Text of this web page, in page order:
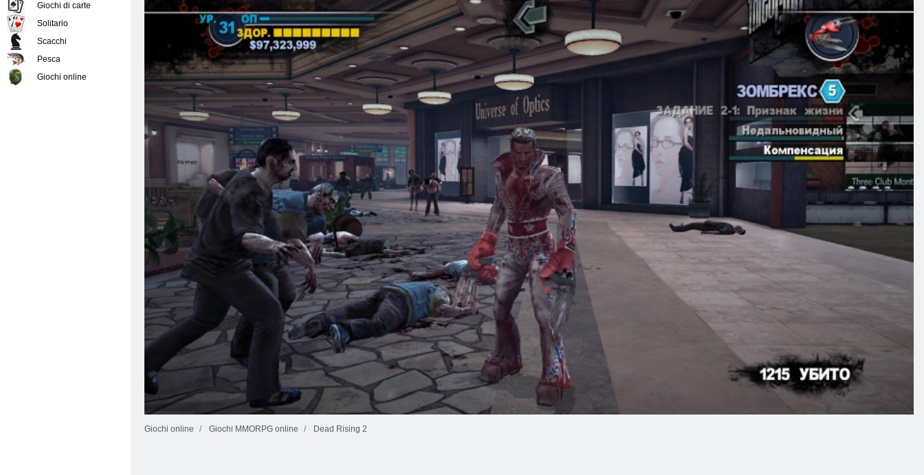
Giochi online Giochi MMORPG online Dead Rising 2
Giochi di carte
Solitario
Scacchi
Pesca
Giochi online